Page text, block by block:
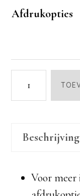
Afdrukopties
Beschrijving
Voor